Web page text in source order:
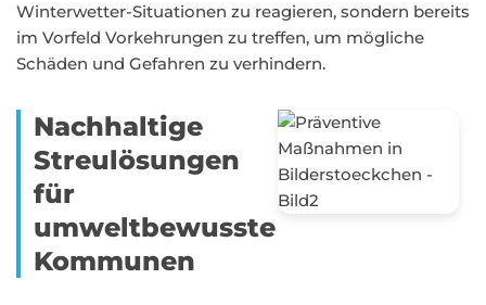
Winterwetter-Situationen zu reagieren, sondern bereits
im Vorfeld Vorkehrungen zu treffen, um mögliche
Schäden und Gefahren zu verhindern.
Nachhaltige
Streulösungen
für
umweltbewusste
Kommunen